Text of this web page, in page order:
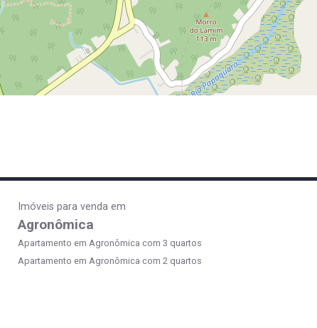
Imóveis para venda em
Agronômica
Apartamento em Agronômica com 3 quartos
Apartamento em Agronômica com 2 quartos